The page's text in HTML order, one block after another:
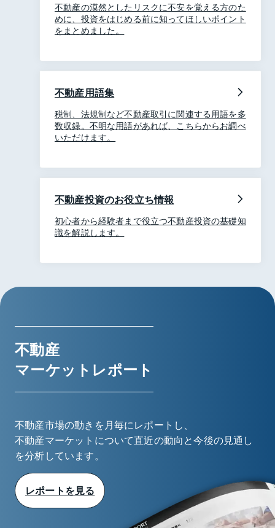
不動産の漠然としたリスクに不安を覚える方のた
めに、投資をはじめる前に知ってほしいポイント
をまとめました。
不動産用語集
税制、法規制など不動産取引に関連する用語を多
数収録。不明な用語があれば、こちらからお調べ
いただけます。
不動産投資のお役立ち情報
初心者から経験者まで役立つ不動産投資の基礎知
識を解説します。
不動産
マーケットレポート
不動産市場の動きを月毎にレポートし、
不動産マーケットについて直近の動向と今後の見通し
を分析しています。
レポートを見る